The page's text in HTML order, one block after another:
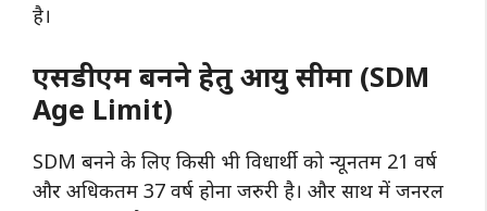
है।
एसडीएम बनने हेतु आयु सीमा (SDM
Age Limit)
SDM बनने के लिए किसी भी विधार्थी को न्यूनतम 21 वर्ष
और अधिकतम 37 वर्ष होना जरुरी है। और साथ में जनरल